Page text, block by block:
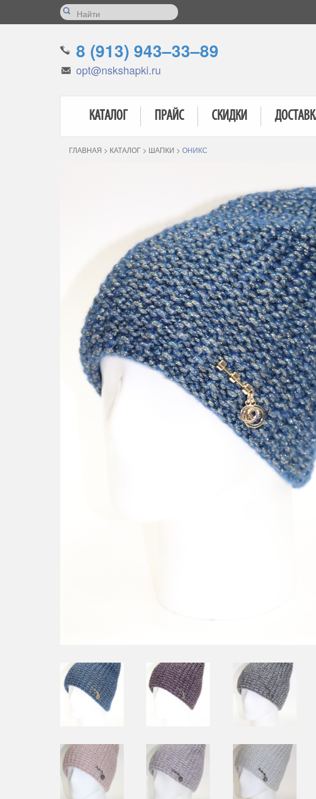
8 (913) 943–33–89
opt@nskshapki.ru
КАТАЛОГ ПРАЙС СКИДКИ
ГЛАВНАЯ > КАТАЛОГ > ШАПКИ > ОНИКС